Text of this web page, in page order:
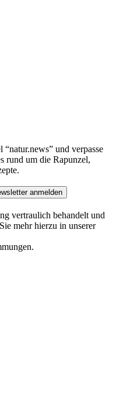
und verpasse
rund um die Rapunzel,
vertraulich behandelt und
mehr hierzu in unserer